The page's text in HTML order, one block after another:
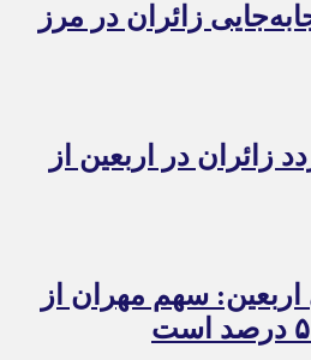
زائران در مرز
تردد زائران در اربعین از
سهم مهران از